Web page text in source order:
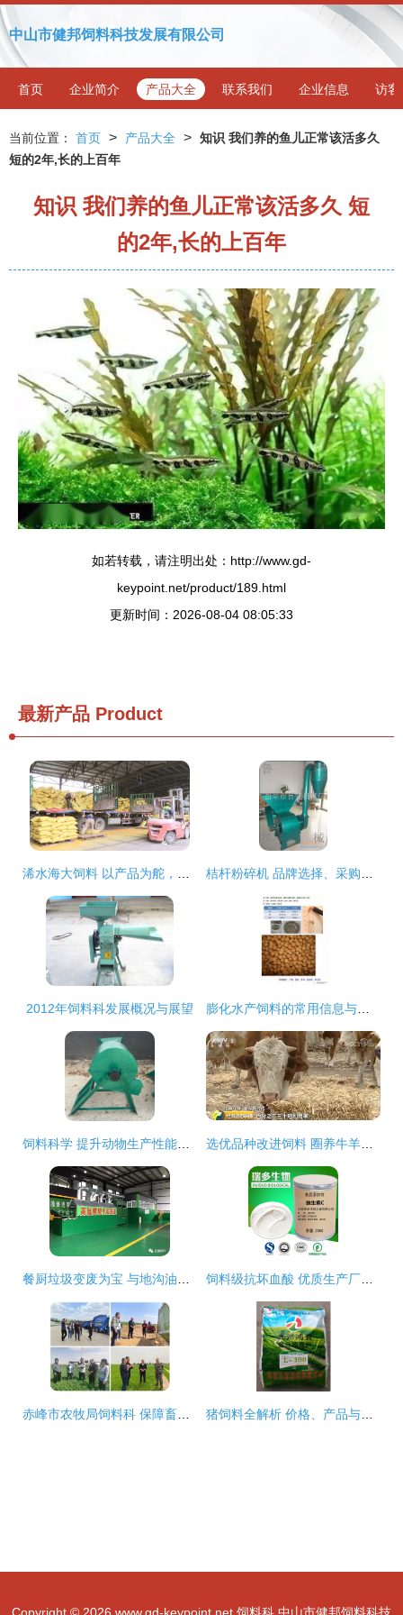
中山市健邦饲料科技发展有限公司
首页 企业简介 产品大全 联系我们 企业信息 访客
当前位置： 首页 > 产品大全 > 知识 我们养的鱼儿正常该活多久
短的2年,长的上百年
知识 我们养的鱼儿正常该活多久 短
的2年,长的上百年
如若转载，请注明出处：http://www.gd-
keypoint.net/product/189.html
更新时间：2026-08-04 08:05:33
最新产品 Product
2012年饲料科发展概况与展望